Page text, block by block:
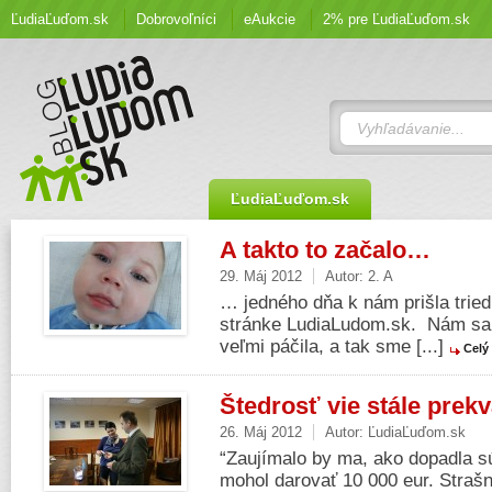
ĽudiaĽuďom.sk Dobrovoľníci eAukcie 2% pre ĽudiaĽuďom.sk
ĽudiaĽuďom.sk
A takto to začalo…
29. Máj 2012 Autor: 2. A
… jedného dňa k nám prišla
stránke LudiaLudom.sk. Nám
veľmi páčila, a tak sme [...]
Celý
Štedrosť vie stále
26. Máj 2012 Autor: ĽudiaĽuďom.sk
“Zaujímalo by ma, ako dopadla
mohol darovať 10 000 eur.